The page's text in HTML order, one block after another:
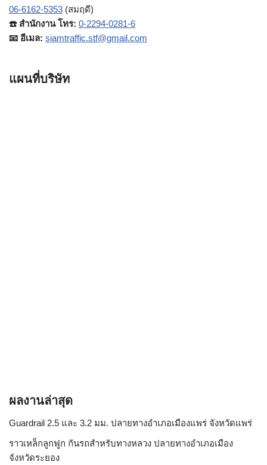
06-6162-5353 (สมฤดี)
☎️ สำนักงาน โทร: 0-2294-0281-6
📧 อีเมล: siamtraffic.stf@gmail.com
แผนที่บริษัท
ผลงานล่าสุด
Guardrail 2.5 และ 3.2 มม. ปลายทางอำเภอเมืองแพร่ จังหวัดแพร่
ราวเหล็กลูกฟูก กันรถสําหรับทางหลวง ปลายทางอำเภอเมือง
จังหวัดระยอง